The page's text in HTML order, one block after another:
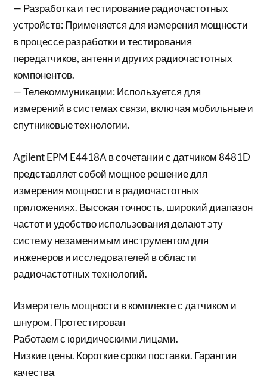
— Разработка и тестирование радиочастотных
устройств: Применяется для измерения мощности
в процессе разработки и тестирования
передатчиков, антенн и других радиочастотных
компонентов.
— Телекоммуникации: Используется для
измерений в системах связи, включая мобильные и
спутниковые технологии.
Agilent EPM E4418A в сочетании с датчиком 8481D
представляет собой мощное решение для
измерения мощности в радиочастотных
приложениях. Высокая точность, широкий диапазон
частот и удобство использования делают эту
систему незаменимым инструментом для
инженеров и исследователей в области
радиочастотных технологий.
Измеритель мощности в комплекте с датчиком и
шнуром. Протестирован
Работаем с юридическими лицами.
Низкие цены. Короткие сроки поставки. Гарантия
качества